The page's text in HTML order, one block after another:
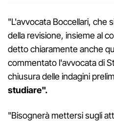
"L'avvocata Boccellari, che
della revisione, insieme al
detto chiaramente anche
commentato l'avvocata di
chiusura delle indagini
studiare".
"Bisognerà mettersi sugli